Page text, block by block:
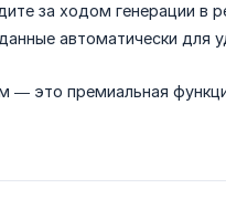
за ходом генерации в
автоматически для
— это премиальная